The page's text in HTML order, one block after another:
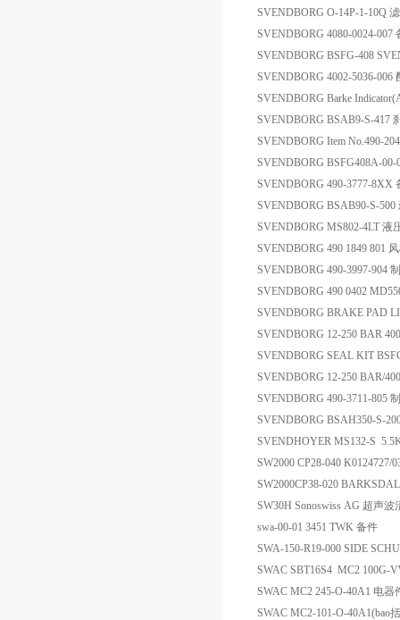
SVENDBORG O-14P-1-10Q
SVENDBORG 4080-0024-007
SVENDBORG BSFG-408
SVENDBORG 4002-5036-006
SVENDBORG Barke
SVENDBORG BSAB9-S-417
SVENDBORG Item No.490-
SVENDBORG BSFG408A-00-
SVENDBORG 490-3777-8XX
SVENDBORG BSAB90-S-500
SVENDBORG MS802-4LT 液
SVENDBORG 490 1849 801
SVENDBORG 490-3997-904
SVENDBORG 490 0402
SVENDBORG BRAKE PAD
SVENDBORG 12-250 BAR
SVENDBORG SEAL KIT
SVENDBORG 12-250 BAR/
SVENDBORG 490-3711-805
SVENDBORG BSAH350-S-
SVENDHOYER MS132-S
SW2000 CP28-040
SW2000CP38-020
SW30H Sonoswiss AG 超声波
swa-00-01 3451 TWK 备件
SWA-150-R19-000 SIDE
SWAC SBT16S4 MC2 100G-
SWAC MC2 245-O-40A1 电器
SWAC MC2-101-O-40A1(bao